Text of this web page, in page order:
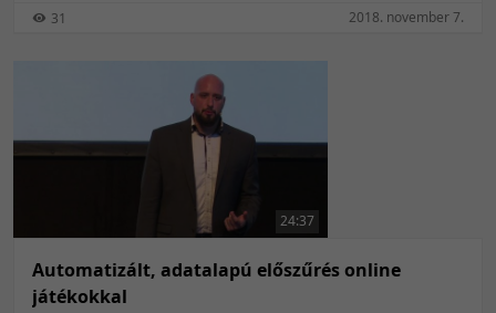
31 2018. november 7.
24:37
Automatizált, adatalapú előszűrés online
játékokkal